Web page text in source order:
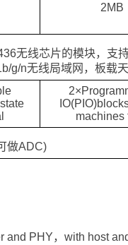
2MB
无线芯片的模块，支
g/n无线局域网，板载
machines
做ADC)
and PHY，with host